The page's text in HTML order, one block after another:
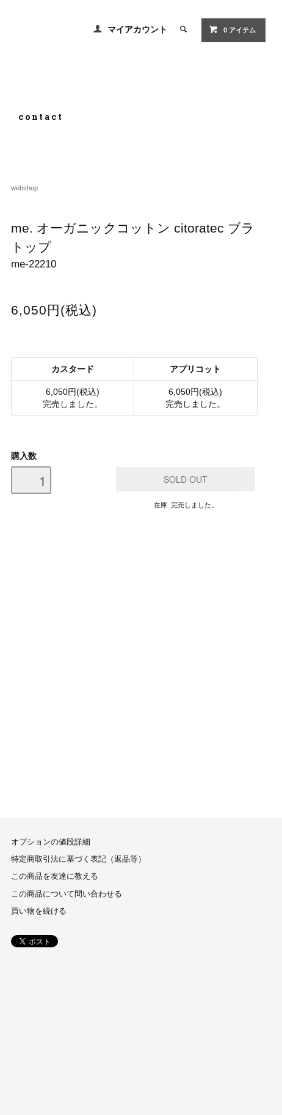
マイアカウント 0 アイテム
contact
webshop
me. オーガニックコットン citoratec ブラ
トップ
me-22210
6,050円(税込)
カスタード アプリコット
6,050円(税込)
完売しました。
6,050円(税込)
完売しました。
購入数
在庫 完売しました。
オプションの値段詳細
特定商取引法に基づく表記（返品等）
この商品を友達に教える
この商品について問い合わせる
買い物を続ける